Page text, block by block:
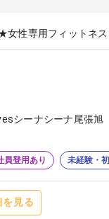
女性専用フィットネ
シーナシーナ尾張
員登用あり 未経験・
見る